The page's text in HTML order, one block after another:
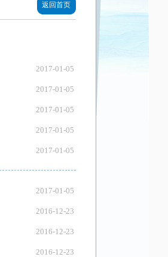
返回首页
2017-01-05
2017-01-05
2017-01-05
2017-01-05
2017-01-05
2017-01-05
2016-12-23
2016-12-23
2016-12-23